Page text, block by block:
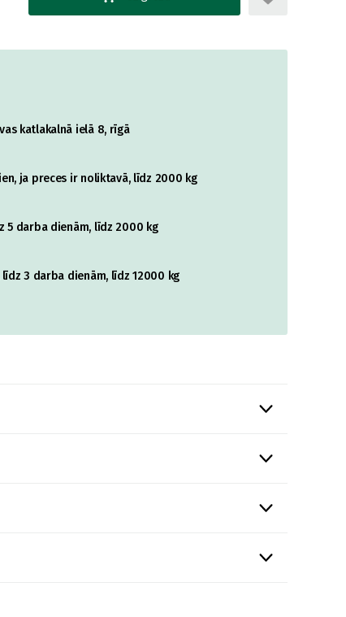
katlakalnā ielā 8, rīgā
ja preces ir noliktavā, līdz 2000 kg
5 darba dienām, līdz 2000 kg
3 darba dienām, līdz 12000 kg